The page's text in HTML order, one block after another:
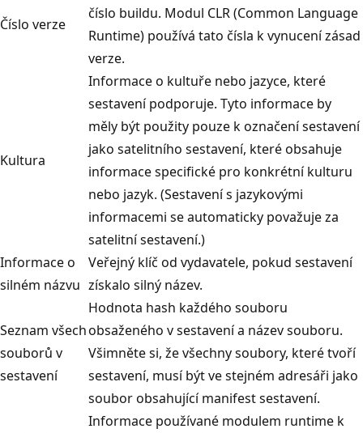
Číslo verze
číslo buildu. Modul CLR (Common Language
Runtime) používá tato čísla k vynucení zásad
verze.
Kultura
Informace o kultuře nebo jazyce, které
sestavení podporuje. Tyto informace by
měly být použity pouze k označení sestavení
jako satelitního sestavení, které obsahuje
informace specifické pro konkrétní kulturu
nebo jazyk. (Sestavení s jazykovými
informacemi se automaticky považuje za
satelitní sestavení.)
Informace o
silném názvu
Veřejný klíč od vydavatele, pokud sestavení
získalo silný název.
Seznam všech
souborů v
sestavení
Hodnota hash každého souboru
obsaženého v sestavení a název souboru.
Všimněte si, že všechny soubory, které tvoří
sestavení, musí být ve stejném adresáři jako
soubor obsahující manifest sestavení.
Informace používané modulem runtime k